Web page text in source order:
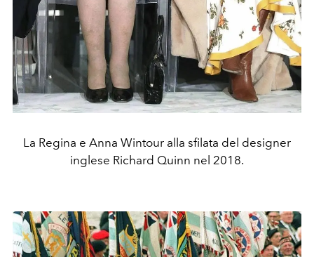
La Regina e Anna Wintour alla sfilata del designer
inglese Richard Quinn nel 2018.